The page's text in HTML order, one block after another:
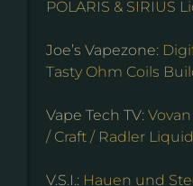
POLARIS & SIRIUS
Joe’s Vapezone:
Tasty Ohm Coils
Vape Tech TV:
/ Craft / Radler Liquid
V.S.I.: Hauen und